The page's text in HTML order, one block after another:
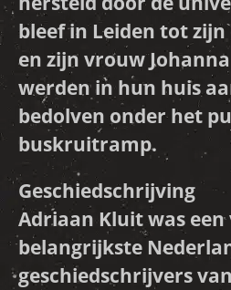
bleef in Leiden tot zijn
en zijn vrouw
werden in hun huis
bedolven onder het
buskruitramp.
Geschiedschrijving
Adriaan Kluit was een
belangrijkste
geschiedschrijvers